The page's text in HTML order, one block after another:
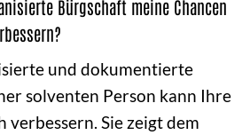
Bürgschaft meine Chancen
und dokumentierte
solventen Person kann Ihre
verbessern. Sie zeigt dem